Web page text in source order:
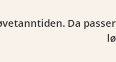
Da